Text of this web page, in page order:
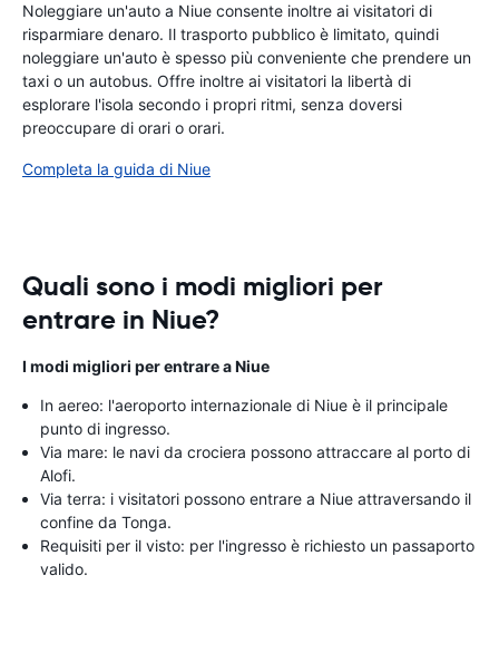
Noleggiare un'auto a Niue consente inoltre ai visitatori di
risparmiare denaro. Il trasporto pubblico è limitato, quindi
noleggiare un'auto è spesso più conveniente che prendere un
taxi o un autobus. Offre inoltre ai visitatori la libertà di
esplorare l'isola secondo i propri ritmi, senza doversi
preoccupare di orari o orari.
Completa la guida di Niue
Quali sono i modi migliori per
entrare in Niue?
I modi migliori per entrare a Niue
In aereo: l'aeroporto internazionale di Niue è il principale
punto di ingresso.
Via mare: le navi da crociera possono attraccare al porto di
Alofi.
Via terra: i visitatori possono entrare a Niue attraversando il
confine da Tonga.
Requisiti per il visto: per l'ingresso è richiesto un passaporto
valido.